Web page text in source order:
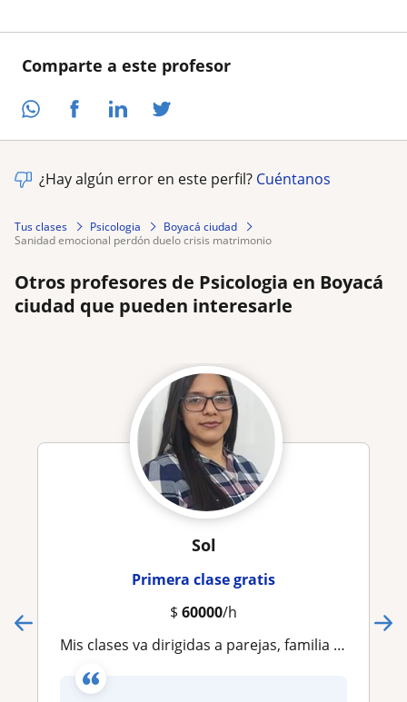
Comparte a este profesor
¿Hay algún error en este perfil? Cuéntanos
Tus clases Psicologia
Boyacá ciudad
sanidad emocional perdón duelo crisis matrimonio
Otros profesores de Psicologia en Boyacá
ciudad que pueden interesarle
Sol
Primera clase gratis
$ 60000/h
Mis clases va dirigidas a parejas, familia y estudiantes de psicología